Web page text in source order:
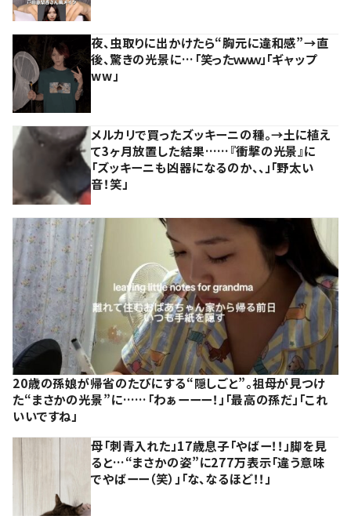
夜、虫取りに出かけたら“胸元に違和感”→直
後、驚きの光景に…「笑ったｗｗｗ」「ギャップ
ww」
メルカリで買ったズッキーニの種。→土に植え
て3ヶ月放置した結果……『衝撃の光景』に
「ズッキーニも凶器になるのか、、」「野太い
音！笑」
20歳の孫娘が帰省のたびにする“隠しごと”。祖母が見つけ
た“まさかの光景”に……「わぁーーー！」「最高の孫だ」「これ
いいですね」
母「刺青入れた」17歳息子「やばー！！」脚を見
ると…“まさかの姿”に277万表示「違う意味
でやばーー（笑）」「な、なるほど！！」